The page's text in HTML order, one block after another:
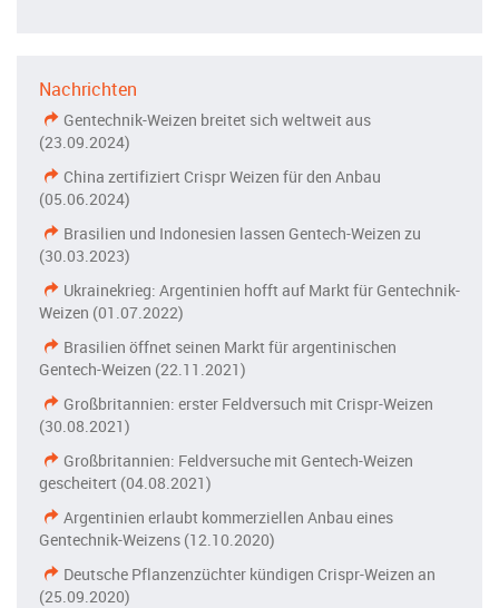
Nachrichten
Gentechnik-Weizen breitet sich weltweit aus
(23.09.2024)
China zertifiziert Crispr Weizen für den Anbau
(05.06.2024)
Brasilien und Indonesien lassen Gentech-Weizen zu
(30.03.2023)
Ukrainekrieg: Argentinien hofft auf Markt für Gentechnik-
Weizen (01.07.2022)
Brasilien öffnet seinen Markt für argentinischen
Gentech-Weizen (22.11.2021)
Großbritannien: erster Feldversuch mit Crispr-Weizen
(30.08.2021)
Großbritannien: Feldversuche mit Gentech-Weizen
gescheitert (04.08.2021)
Argentinien erlaubt kommerziellen Anbau eines
Gentechnik-Weizens (12.10.2020)
Deutsche Pflanzenzüchter kündigen Crispr-Weizen an
(25.09.2020)